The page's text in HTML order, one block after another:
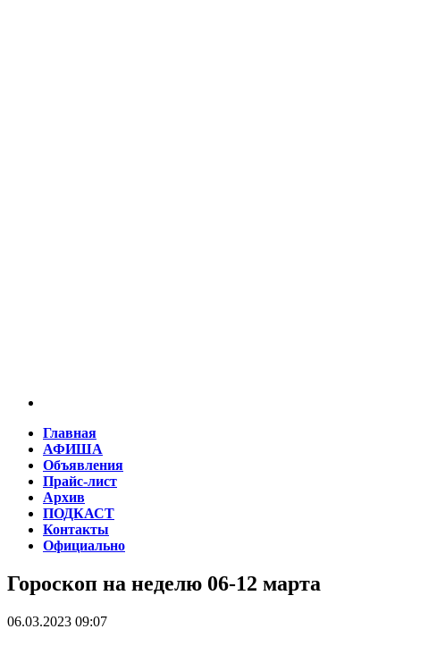
Главная
АФИША
Объявления
Прайс-лист
Архив
ПОДКАСТ
Контакты
Официально
Гороскоп на неделю 06-12 марта
06.03.2023 09:07